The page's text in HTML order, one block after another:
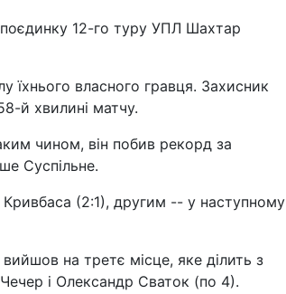
12-го туру УПЛ Шахтар
їхнього власного гравця. Захисник
й хвилині матчу.
чином, він побив рекорд за
Суспільне.
(2:1), другим -- у наступному
на третє місце, яке ділить з
і Олександр Сваток (по 4).